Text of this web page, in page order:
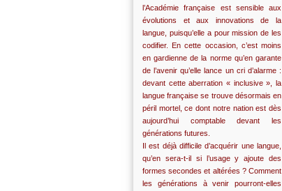
l’Académie française est sensible aux
évolutions et aux innovations de la
langue, puisqu’elle a pour mission de les
codifier. En cette occasion, c’est moins
en gardienne de la norme qu’en garante
de l’avenir qu’elle lance un cri d’alarme :
devant cette aberration « inclusive », la
langue française se trouve désormais en
péril mortel, ce dont notre nation est dès
aujourd’hui comptable devant les
générations futures.
Il est déjà difficile d’acquérir une langue,
qu’en sera-t-il si l’usage y ajoute des
formes secondes et altérées ? Comment
les générations à venir pourront-elles